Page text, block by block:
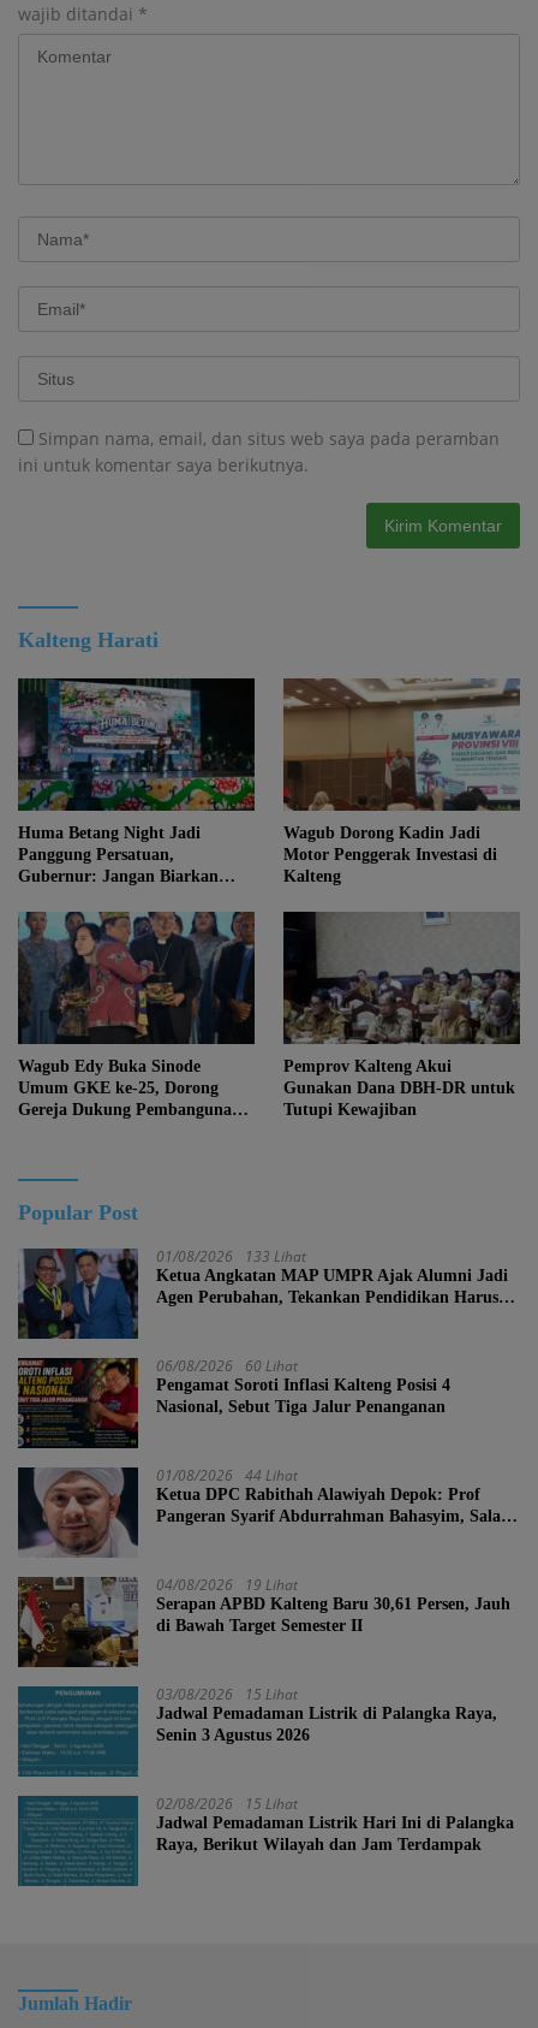
wajib ditandai *
Simpan nama, email, dan situs web saya pada peramban
ini untuk komentar saya berikutnya.
Kalteng Harati
Huma Betang Night Jadi
Panggung Persatuan,
Gubernur: Jangan Biarkan
Kalteng
Wagub Dorong Kadin Jadi
Motor Penggerak Investasi di
Kalteng
Wagub Edy Buka Sinode
Umum GKE ke-25, Dorong
Gereja Dukung Pembangunan
Pemprov Kalteng Akui
Gunakan Dana DBH-DR untuk
Tutupi Kewajiban
Popular Post
01/08/2026 133 Lihat
Ketua Angkatan MAP UMPR Ajak Alumni Jadi
Agen Perubahan, Tekankan Pendidikan Harus
06/08/2026 60 Lihat
Pengamat Soroti Inflasi Kalteng Posisi 4
Nasional, Sebut Tiga Jalur Penanganan
01/08/2026 44 Lihat
Ketua DPC Rabithah Alawiyah Depok: Prof
Pangeran Syarif Abdurrahman Bahasyim, Salah
04/08/2026 19 Lihat
Serapan APBD Kalteng Baru 30,61 Persen, Jauh
di Bawah Target Semester II
03/08/2026 15 Lihat
Jadwal Pemadaman Listrik di Palangka Raya,
Senin 3 Agustus 2026
02/08/2026 15 Lihat
Jadwal Pemadaman Listrik Hari Ini di Palangka
Raya, Berikut Wilayah dan Jam Terdampak
Jumlah Hadir